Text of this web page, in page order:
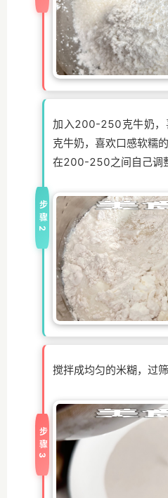
加入200-250克牛奶，
克牛奶，喜欢口感软糯
在200-250之间自己调
步骤2
搅拌成均匀的米糊，过
步骤3